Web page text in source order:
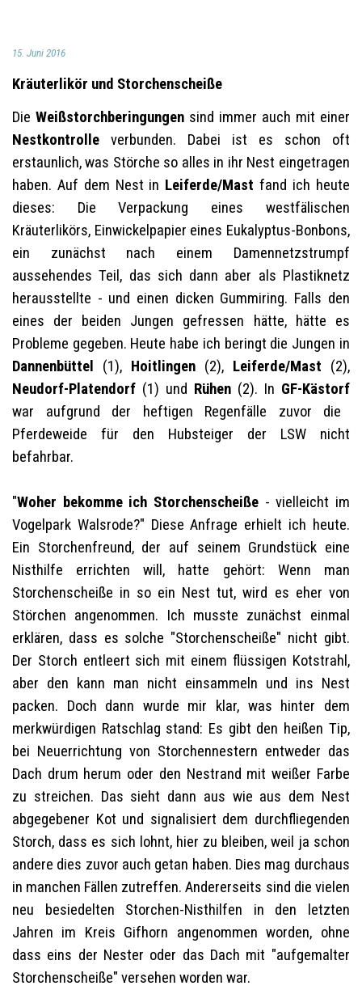
15. Juni 2016
Kräuterlikör und Storchenscheiße
Die Weißstorchberingungensind immer auch mit einer
Nestkontrolle verbunden. Dabei ist es schon oft
erstaunlich, was Störche so alles in ihr Nest eingetragen
haben. Auf dem Nest in Leiferde/Mast fand ich heute
dieses: Die Verpackung eines westfälischen
Kräuterlikörs, Einwickelpapier eines Eukalyptus-Bonbons,
ein zunächst nach einem Damennetzstrumpf
aussehendes Teil, das sich dann aber als Plastiknetz
herausstellte - und einen dicken Gummiring. Falls den
eines der beiden Jungen gefressen hätte, hätte es
Probleme gegeben. Heute habe ich beringt die Jungen in
Dannenbüttel
(1), Hoitlingen(2), Leiferde/Mast (2),
Neudorf-Platendorf (1) und Rühen(2). In GF-Kästorf
war aufgrund der heftigen Regenfälle zuvor die
Pferdeweide für den Hubsteiger der LSW nicht
befahrbar.
"Woher bekomme ich Storchenscheiße- vielleicht im
Vogelpark Walsrode?" Diese Anfrage erhielt ich heute.
Ein Storchenfreund, der auf seinem Grundstück eine
Nisthilfe errichten will, hatte gehört: Wenn man
Storchenscheiße in so ein Nest tut, wird es eher von
Störchen angenommen. Ich musste zunächst einmal
erklären, dass es solche "Storchenscheiße" nicht gibt.
Der Storch entleert sich mit einem flüssigen Kotstrahl,
aber den kann man nicht einsammeln und ins Nest
packen. Doch dann wurde mir klar, was hinter dem
merkwürdigen Ratschlag stand: Es gibt den heißen Tip,
bei Neuerrichtung von Storchennestern entweder das
Dach drum herum oder den Nestrand mit weißer Farbe
zu streichen. Das sieht dann aus wie aus dem Nest
abgegebener Kot und signalisiert dem durchfliegenden
Storch, dass es sich lohnt, hier zu bleiben, weil ja schon
andere dies zuvor auch getan haben. Dies mag durchaus
in manchen Fällen zutreffen. Andererseits sind die vielen
neu besiedelten Storchen-Nisthilfen in den letzten
Jahren im Kreis Gifhorn angenommen worden, ohne
dass eins der Nester oder das Dach mit "aufgemalter
Storchenscheiße" versehen worden war.